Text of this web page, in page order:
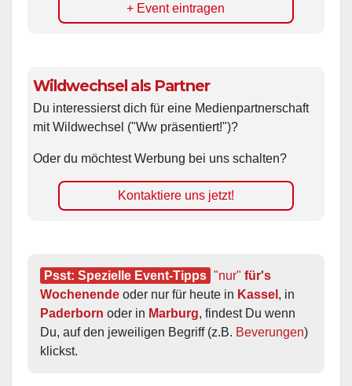
+ Event eintragen
Wildwechsel als Partner
Du interessierst dich für eine Medienpartnerschaft
mit Wildwechsel ("Ww präsentiert!")?
Oder du möchtest Werbung bei uns schalten?
Kontaktiere uns jetzt!
Psst: Spezielle Event-Tipps "nur" für's
Wochenende oder nur für heute in Kassel
Paderborn oder in Marburg, findest Du wenn
Du, auf den jeweiligen Begriff (z.B. Beverungen)
klickst.